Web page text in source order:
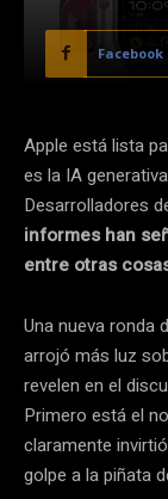
Facebook
Apple está lista
es la IA
Desarrolladores
informes han
entre otras
Una nueva ronda
arrojó más luz
revelen en el
Primero está el
claramente
golpe a la piñata